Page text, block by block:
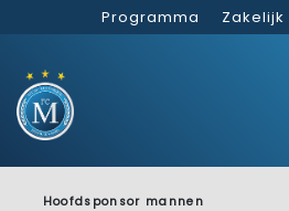
Programma Zakelijk
Hoofdsponsor mannen